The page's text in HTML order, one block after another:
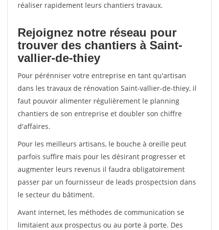
réaliser rapidement leurs chantiers travaux.
Rejoignez notre réseau pour
trouver des chantiers à Saint-
vallier-de-thiey
Pour pérénniser votre entreprise en tant qu'artisan
dans les travaux de rénovation Saint-vallier-de-thiey, il
faut pouvoir alimenter régulièrement le planning
chantiers de son entreprise et doubler son chiffre
d'affaires.
Pour les meilleurs artisans, le bouche à oreille peut
parfois suffire mais pour les désirant progresser et
augmenter leurs revenus il faudra obligatoirement
passer par un fournisseur de leads prospectsion dans
le secteur du bâtiment.
Avant internet, les méthodes de communication se
limitaient aux prospectus ou au porte à porte. Des